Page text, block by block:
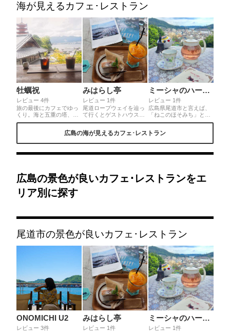
海が見えるカフェ･レストラン
牡蠣祝
レビュー 4件
旅の最後にカフェでゆっ
くり。海と五重の塔、一
番景色が楽しめる席に案
コーヒーが美味しくて。
みはらし亭
レビュー 1件
尾道ロープウェイを辿っ
て行くとゲストハウス兼
カフェのこちらのお店が
尾道や向島を見ながら、
ができます。レトロな店
ができます。
ミーシャのハーブ庭園 ブーケ ダルブル
レビュー 1件
広島県尾道市と言えば、
「ねこのほそみち」と言
われる道がある程ねこが
る、ハーブ庭園ブーケダ
望出来る素晴らしい景色
でジブリ映画の主人公に
なった気分になりません
広島の海が見えるカフェ･レストラン
広島の景色が良いカフェ･レストランをエ
リア別に探す
尾道市の景色が良いカフェ･レストラン
ONOMICHI U2
レビュー 3件
みはらし亭
レビュー 1件
ミーシャのハーブ庭園 ブーケ ダルブル
レビュー 1件